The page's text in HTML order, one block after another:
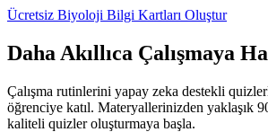
Ücretsiz Biyoloji Bilgi Kartları Oluştur
Daha Akıllıca Çalışmaya
Çalışma rutinlerini yapay zeka destekli
öğrenciye katıl. Materyallerinizden yaklaşık
kaliteli quizler oluşturmaya başla.